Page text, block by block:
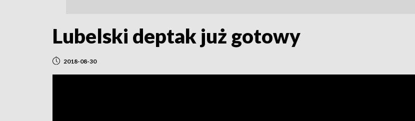
Lubelski deptak już gotowy
2018-08-30